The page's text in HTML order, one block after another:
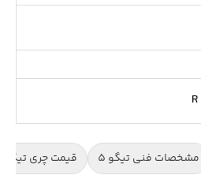
مشخصات فنی تیگو 5 قیمت چری تیگو 5